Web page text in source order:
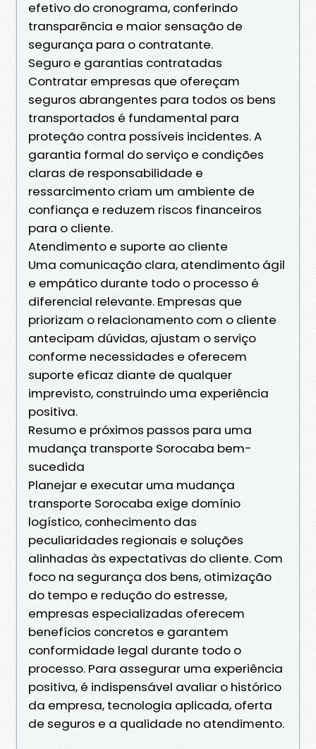
efetivo do cronograma, conferindo
transparência e maior sensação de
segurança para o contratante.
Seguro e garantias contratadas
Contratar empresas que ofereçam
seguros abrangentes para todos os bens
transportados é fundamental para
proteção contra possíveis incidentes. A
garantia formal do serviço e condições
claras de responsabilidade e
ressarcimento criam um ambiente de
confiança e reduzem riscos financeiros
para o cliente.
Atendimento e suporte ao cliente
Uma comunicação clara, atendimento ágil
e empático durante todo o processo é
diferencial relevante. Empresas que
priorizam o relacionamento com o cliente
antecipam dúvidas, ajustam o serviço
conforme necessidades e oferecem
suporte eficaz diante de qualquer
imprevisto, construindo uma experiência
positiva.
Resumo e próximos passos para uma
mudança transporte Sorocaba bem-
sucedida
Planejar e executar uma mudança
transporte Sorocaba exige domínio
logístico, conhecimento das
peculiaridades regionais e soluções
alinhadas às expectativas do cliente. Com
foco na segurança dos bens, otimização
do tempo e redução do estresse,
empresas especializadas oferecem
benefícios concretos e garantem
conformidade legal durante todo o
processo. Para assegurar uma experiência
positiva, é indispensável avaliar o histórico
da empresa, tecnologia aplicada, oferta
de seguros e a qualidade no atendimento.